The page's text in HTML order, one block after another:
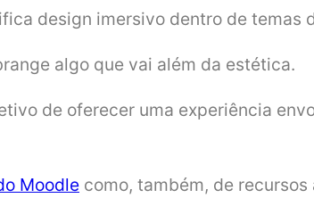
design imersivo dentro de temas
algo que vai além da estética.
de oferecer uma experiência
Moodle como, também, de